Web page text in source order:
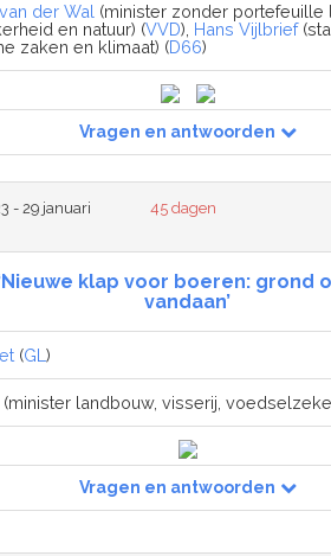
der Wal (minister zonder portefeuille
en natuur) (VVD), Hans Vijlbrief
zaken en klimaat) (D66)
Vragen en antwoorden
- 29 januari
45 dagen
klap voor boeren: grond
vandaan’
(GL )
(minister landbouw, visserij,
Vragen en antwoorden